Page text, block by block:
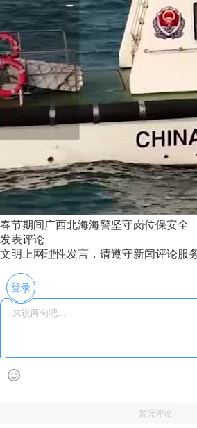
春节期间广西北海海警坚守岗位保安全
发表评论
文明上网理性发言，请遵守新闻评论服
登录
暂无评论